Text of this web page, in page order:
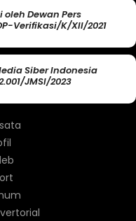
Dewan Pers
Verifikasi/K/XII/2021
Siber Indonesia
JMSI/2023